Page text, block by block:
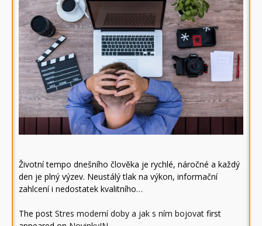
Životní tempo dnešního člověka je rychlé, náročné a každý
den je plný výzev. Neustálý tlak na výkon, informační
zahlcení i nedostatek kvalitního…
The post Stres moderní doby a jak s ním bojovat first